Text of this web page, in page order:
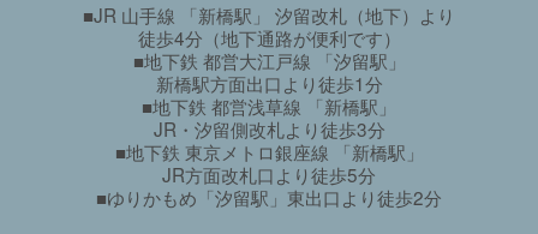
■JR 山手線 「新橋駅」 汐留改札（地下）より
徒歩4分（地下通路が便利です）
■地下鉄 都営大江戸線 「汐留駅」
新橋駅方面出口より徒歩1分
■地下鉄 都営浅草線 「新橋駅」
JR・汐留側改札より徒歩3分
■地下鉄 東京メトロ銀座線 「新橋駅」
JR方面改札口より徒歩5分
■ゆりかもめ「汐留駅」東出口より徒歩2分